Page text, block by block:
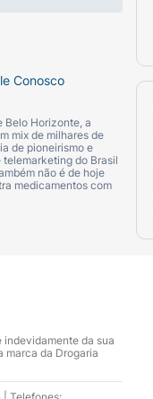
Conosco
Belo Horizonte, a
mix de milhares de
de pioneirismo e
do Brasil
não é de hoje
medicamentos com
indevidamente da sua
marca da Drogaria